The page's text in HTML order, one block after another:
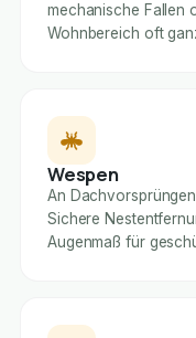
mechanische Fallen
Wohnbereich oft
Wespen
An
Sichere
Augenmaß für